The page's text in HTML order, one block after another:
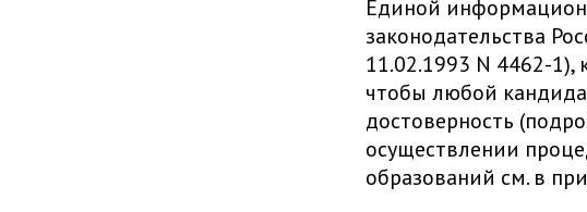
Единой
законодательства
11.02.1993 N 4462-1),
чтобы любой
достоверность
осуществлении
образований см. в